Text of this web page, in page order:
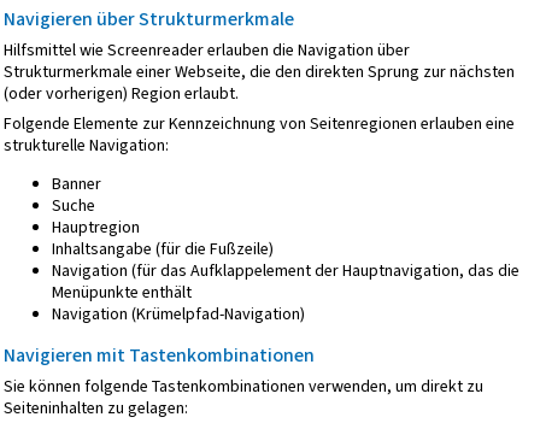
Navigieren über Strukturmerkmale
Hilfsmittel wie Screenreader erlauben die Navigation über
Strukturmerkmale einer Webseite, die den direkten Sprung zur nächsten
(oder vorherigen) Region erlaubt.
Folgende Elemente zur Kennzeichnung von Seitenregionen erlauben eine
strukturelle Navigation:
Banner
Suche
Hauptregion
Inhaltsangabe (für die Fußzeile)
Navigation (für das Aufklappelement der Hauptnavigation, das die
Menüpunkte enthält
Navigation (Krümelpfad-Navigation)
Navigieren mit Tastenkombinationen
Sie können folgende Tastenkombinationen verwenden, um direkt zu
Seiteninhalten zu gelagen: